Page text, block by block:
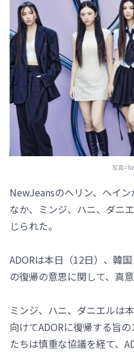
写真
NewJeansのヘリン、ヘイ
なか、ミンジ、ハニ、ダニ
じられた。
ADORは本日（12日）、韓
の復帰の意思に関して、真
ミンジ、ハニ、ダニエルは
向けてADORに復帰する旨
たちは慎重な協議を経て、